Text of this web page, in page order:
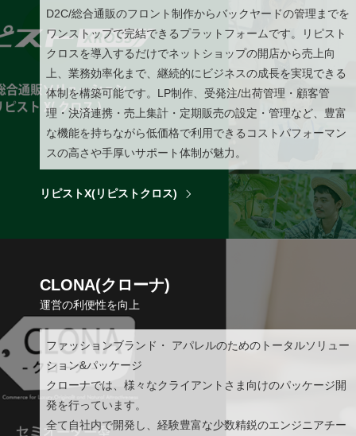
D2C/総合通販のフロント制作からバックヤードの管理までを
ワンストップで完結できるプラットフォームです。リピスト
クロスを導入するだけでネットショップの開店から売上向
上、業務効率化まで、継続的にビジネスの成長を実現できる
体制を構築可能です。LP制作、受発注/出荷管理・顧客管
理・決済連携・売上集計・定期販売の設定・管理など、豊富
な機能を持ちながら低価格で利用できるコストパフォーマン
スの高さや手厚いサポート体制が魅力。
リピストX(リピストクロス)
CLONA(クローナ)
運営の利便性を向上
ファッションブランド・ アパレルのためのトータルソリュー
ション&パッケージ
クローナでは、様々なクライアントさま向けのパッケージ開
発を行っています。
全て自社内で開発し、経験豊富な少数精鋭のエンジニアチー